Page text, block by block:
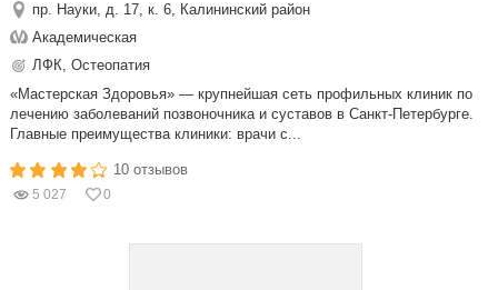
пр. Науки, д. 17, к. 6, Калининский район
Академическая
ЛФК, Остеопатия
«Мастерская Здоровья» — крупнейшая сеть профильных клиник по
лечению заболеваний позвоночника и суставов в Санкт-Петербурге.
Главные преимущества клиники: врачи с...
10 отзывов
5 027 0